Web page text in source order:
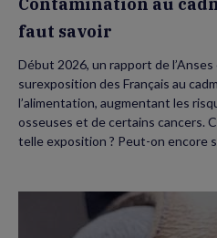
faut savoir
Début 2026, un rapport de
surexposition des Français au
l’alimentation, augmentant les
osseuses et de certains cancers.
telle exposition ? Peut-on encore